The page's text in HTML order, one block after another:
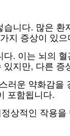
니다. 많은
지 증상이 있
. 이는 뇌의
지만, 다른
러운 약화감
포함됩니다.
상적인 작용